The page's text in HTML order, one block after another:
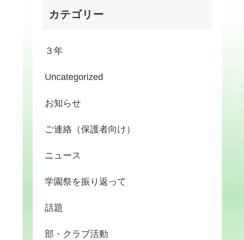
カテゴリー
３年
Uncategorized
お知らせ
ご連絡（保護者向け）
ニュース
学園祭を振り返って
話題
部・クラブ活動